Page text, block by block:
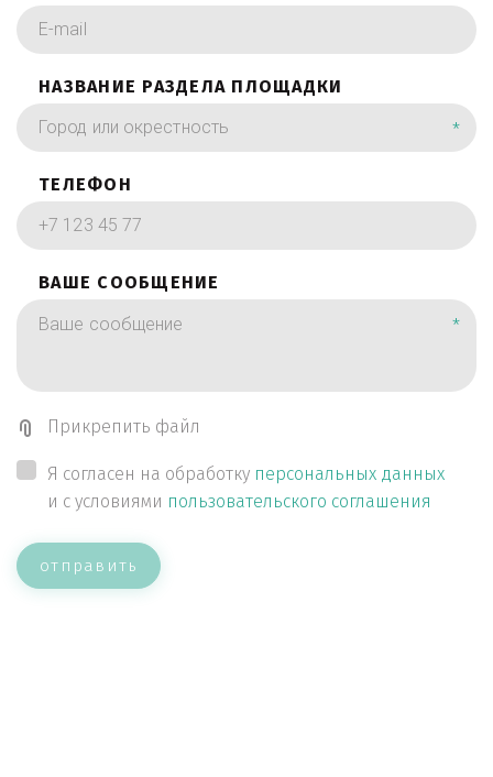
НАЗВАНИЕ РАЗДЕЛА ПЛОЩАДКИ
*
ТЕЛЕФОН
ВАШЕ СООБЩЕНИЕ
*
Прикрепить файл
Я согласен на обработку персональных данных
и с условиями пользовательского соглашения
отправить